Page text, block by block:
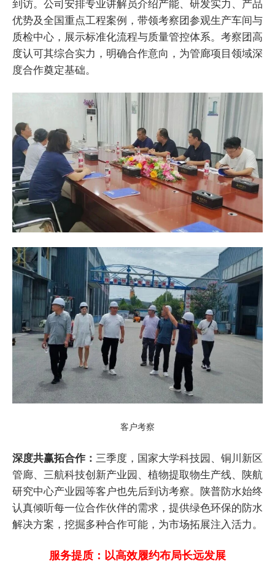
到访。公司安排专业讲解员介绍产能、研发实力、产品
优势及全国重点工程案例，带领考察团参观生产车间与
质检中心，展示标准化流程与质量管控体系。考察团高
度认可其综合实力，明确合作意向，为管廊项目领域深
度合作奠定基础。
客户考察
深度共赢拓合作： 三季度，国家大学科技园、铜川新区
管廊、三航科技创新产业园、植物提取物生产线、陕航
研究中心产业园等客户也先后到访考察。陕普防水始终
认真倾听每一位合作伙伴的需求，提供绿色环保的防水
解决方案，挖掘多种合作可能，为市场拓展注入活力。
服务提质：以高效履约布局长远发展